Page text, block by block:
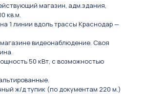
магазин, адм.здания,
кв.м.
1 линии вдоль трассы Краснодар —
видеонаблюдение. Своя
50 кВт, с возможностью
ж/д тупик (по документам 220 м.)